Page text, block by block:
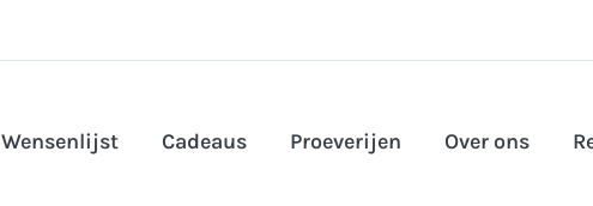
Wensenlijst Cadeaus Proeverijen Over ons